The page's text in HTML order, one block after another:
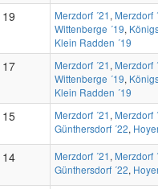
19 Merzdorf ´21 , Merzdorf
Wittenberge ´19,
Klein Radden ´19
17 Merzdorf ´21 , Merzdorf
Wittenberge ´19,
Klein Radden ´19
15 Merzdorf ´21 , Merzdorf
Günthersdorf ´22,
14 Merzdorf ´21 , Merzdorf
Günthersdorf ´22,